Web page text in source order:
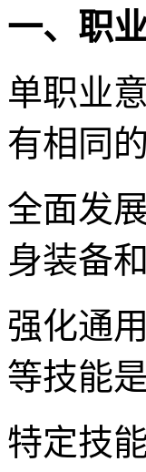
一、职
单职业
有相同
全面发
身装备
强化通
等技能
特定技